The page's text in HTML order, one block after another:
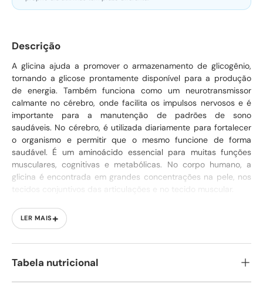
Descrição
A glicina ajuda a promover o armazenamento de glicogênio,
tornando a glicose prontamente disponível para a produção
de energia. Também funciona como um neurotransmissor
calmante no cérebro, onde facilita os impulsos nervosos e é
importante para a manutenção de padrões de sono
saudáveis. No cérebro, é utilizada diariamente para fortalecer
o organismo e permitir que o mesmo funcione de forma
saudável. É um aminoácido essencial para muitas funções
musculares, cognitivas e metabólicas. No corpo humano, a
glicina é encontrada em grandes concentrações na pele, nos
tecidos conjuntivos das articulações e no tecido muscular.
Grau farmacêutico, forma livre
Promove um sono reparador
Suporte ao sistema nervoso
Pode ocorrer variação natural da cor deste produto.
LER MAIS+
Tabela nutricional